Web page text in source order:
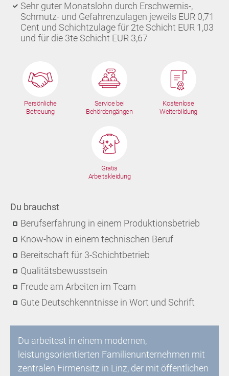
Sehr guter Monatslohn durch Erschwernis-,
Schmutz- und Gefahrenzulagen jeweils EUR 0,71
Cent und Schichtzulage für 2te Schicht EUR 1,03
und für die 3te Schicht EUR 3,67
Persönliche
Betreuung
Service bei
Behördengängen
Kostenlose
Weiterbildung
Gratis
Arbeitskleidung
Du brauchst
Berufserfahrung in einem Produktionsbetrieb
Know-how in einem technischen Beruf
Bereitschaft für 3-Schichtbetrieb
Qualitätsbewusstsein
Freude am Arbeiten im Team
Gute Deutschkenntnisse in Wort und Schrift
Du arbeitest in einem modernen,
leistungsorientierten Familienunternehmen mit
zentralen Firmensitz in Linz, der mit öffentlichen